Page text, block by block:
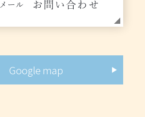
メール お問い合わせ
Google map